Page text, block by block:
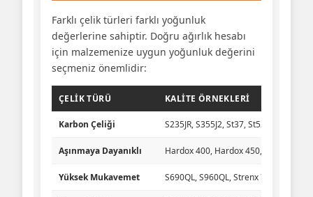
Farklı çelik türleri farklı yoğunluk
değerlerine sahiptir. Doğru ağırlık hesabı
için malzemenize uygun yoğunluk değerini
seçmeniz önemlidir:
ÇELIK TÜRÜ KALITE ÖRNEKLERI
Karbon Çeliği S235JR, S355J2, St37, St52
Aşınmaya Dayanıklı Hardox 400, Hardox 450, Hardox 500
Yüksek Mukavemet S690QL, S960QL, Strenx 700